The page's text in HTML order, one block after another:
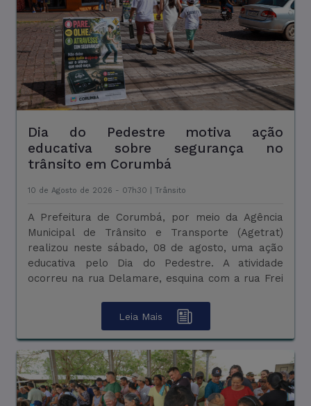
Dia do Pedestre motiva ação
educativa sobre segurança no
trânsito em Corumbá
10 de Agosto de 2026 - 07h30 | Trânsito
A Prefeitura de Corumbá, por meio da Agência
Municipal de Trânsito e Transporte (Agetrat)
realizou neste sábado, 08 de agosto, uma ação
educativa pelo Dia do Pedestre. A atividade
ocorreu na rua Delamare, esquina com a rua Frei
Leia Mais
UBSs Simone e Ranulfo abrem neste
sábado para vacinação; Guatós terá
atendimento odontológico
07 de Agosto de 2026 - 10h11 | Saúde
A Prefeitura de Corumbá, por meio da Secretaria
Municipal de Saúde, realiza neste sábado, 08 de
agosto, das 8h às 12h, vacinação em duas
Unidades Básicas de Saúde (UBSs), com o objetivo
de ampliar o acesso da população às vacinas e
Leia Mais